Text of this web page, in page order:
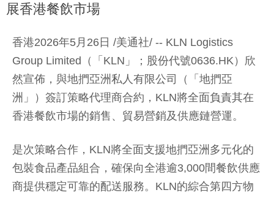
展香港餐飲市場
香港2026年5月26日 /美通社/ -- KLN Logistics
Group Limited（「KLN」；股份代號0636.HK）欣
然宣佈，與地捫亞洲私人有限公司（「地捫亞
洲」）簽訂策略代理商合約，KLN將全面負責其在
香港餐飲市場的銷售、貿易營銷及供應鏈營運。
是次策略合作，KLN將全面支援地捫亞洲多元化的
包裝食品產品組合，確保向全港逾3,000間餐飲供應
商提供穩定可靠的配送服務。KLN的綜合第四方物